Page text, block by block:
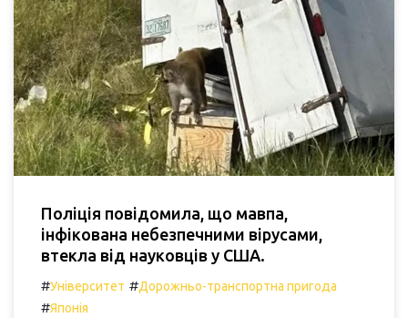
Поліція повідомила, що мавпа,
інфікована небезпечними вірусами,
втекла від науковців у США.
#Університет #Дорожньо-транспортна пригода
#Японія